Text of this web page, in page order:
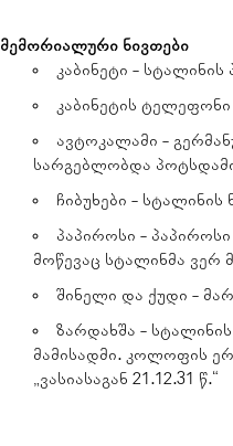
მემორიალური ნივთები
კაბინეტი - სტალინის
კაბინეტის
ავტოკალამი -
სარგებლობდა
ჩიბუხები - სტალინის
პაპიროსი -
მოწევაც სტალინმა ვერ
შინელი და ქუდი -
ზარდახშა -
მამისადმი. კოლოფის
„ვასიასაგან 21.12.31 წ.“